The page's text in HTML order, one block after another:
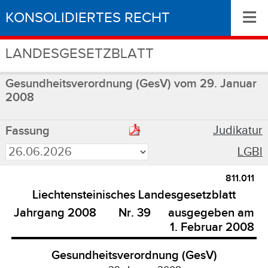
KONSOLIDIERTES RECHT
LANDESGESETZBLATT
≡
Gesundheitsverordnung (GesV) vom 29. Januar
2008
Fassung
Judikatur
LGBl